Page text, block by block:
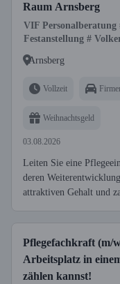
Raum Arnsberg
VIF
Festanstellung #
Arnsberg
Vollzeit
Weihnachtsgeld
03.08.2026
Leiten Sie eine
deren
attraktiven Gehalt und
Pflegefachkraft (m/
Arbeitsplatz in
zählen kannst!